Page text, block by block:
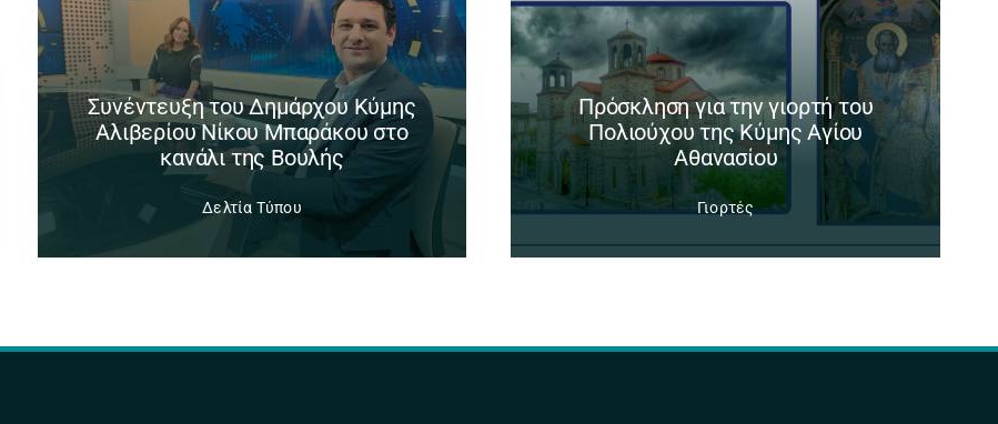
Συνέντευξη του Δημάρχου Κύμης
Αλιβερίου Νίκου Μπαράκου στο
κανάλι της Βουλής
Δελτία Τύπου
Πρόσκληση για την γιορτή του
Πολιούχου της Κύμης Αγίου
Αθανασίου
Γιορτές